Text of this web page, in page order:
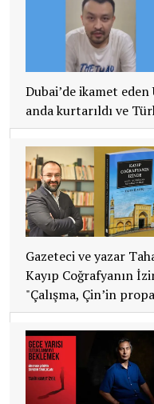
Dubai’de ikamet
anda kurtarıldı ve
Gazeteci ve yazar
Kayıp Coğrafyanın
"Çalışma, Çin’in